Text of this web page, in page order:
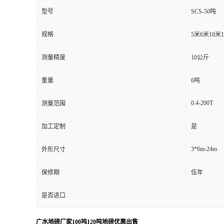
型号 SCS-50吨
规格 5米6米10米
测量精度 10公斤
重量 6吨
测量范围 0.4-200T
加工定制 是
外形尺寸 3*6m-24m
保修期 伍年
是否进口
广水地磅厂家100吨120吨地磅优惠出售